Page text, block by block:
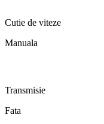
Cutie de viteze
Manuala
Transmisie
Fata